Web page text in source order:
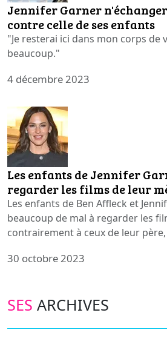
Jennifer Garner
contre celle de ses enfants
"Je resterai ici dans mon corps de
beaucoup."
4 décembre 2023
Les enfants de Jennifer
regarder les films de leur
Les enfants de Ben Affleck et
beaucoup de mal à regarder les
contrairement à ceux de leur père,
30 octobre 2023
SES ARCHIVES